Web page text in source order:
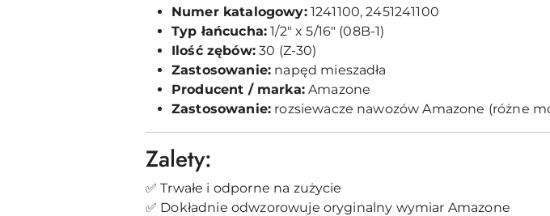
Numer katalogowy:1241100, 2451241100
Typ łańcucha: 1/2" x 5/16" (08B-1)
Ilość zębów:30 (Z-30)
Zastosowanie: napęd mieszadła
Producent / marka:Amazone
Zastosowanie: rozsiewacze nawozów Amazone (różne
Zalety:
✅ Trwałe i odporne na zużycie
✅ Dokładnie odwzorowuje oryginalny wymiar Amazone